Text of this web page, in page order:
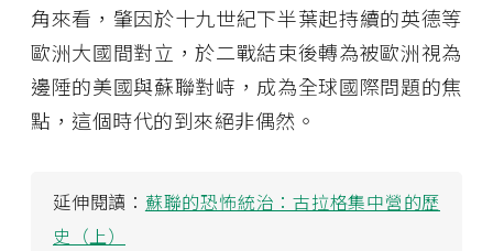
角來看，肇因於十九世紀下半葉起持續的英德等
歐洲大國間對立，於二戰結束後轉為被歐洲視為
邊陲的美國與蘇聯對峙，成為全球國際問題的焦
點，這個時代的到來絕非偶然。
延伸閱讀： 蘇聯的恐怖統治：古拉格集中營的歷
史（上）